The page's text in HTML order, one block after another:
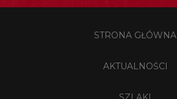
STRONA GŁÓWNA
AKTUALNOŚCI